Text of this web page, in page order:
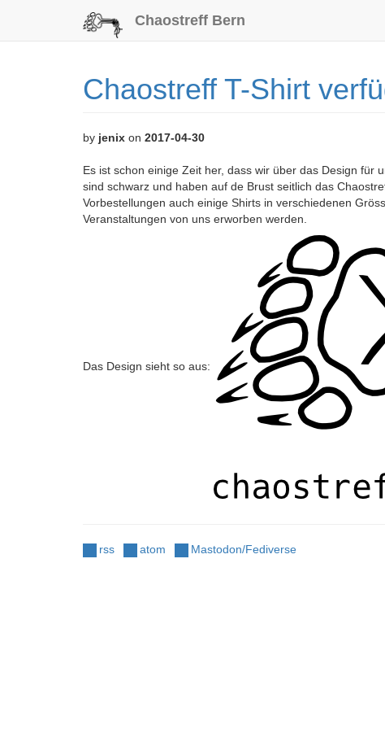
Chaostreff Bern
Chaostreff T-Shirt
by jenix on 2017-04-30
Es ist schon einige Zeit her, dass wir über das Design für
sind schwarz und haben auf de Brust seitlich das
Vorbestellungen auch einige Shirts in verschiedenen
Veranstaltungen von uns erworben werden.
Das Design sieht so aus:
rss atom Mastodon/Fediverse